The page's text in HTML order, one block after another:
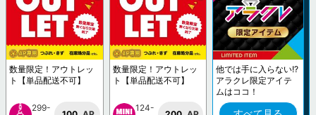
数量限定！アウトレッ
ト【単品配送不可】
299-
数量限定！アウトレッ
ト【単品配送不可】
124-
他では手に入らない!?
アラクレ限定アイテ
ムはココ！